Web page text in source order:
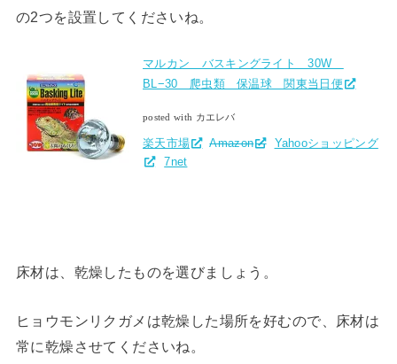
の2つを設置してくださいね。
マルカン バスキングライト 30W
BL−30 爬虫類 保温球 関東当日便
posted with カエレバ
楽天市場 Amazon
Yahooショッピング
7net
床材は、乾燥したものを選びましょう。
ヒョウモンリクガメは乾燥した場所を好むので、床材は
常に乾燥させてくださいね。